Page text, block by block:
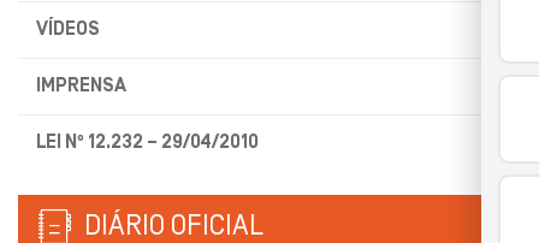
VÍDEOS
IMPRENSA
LEI Nº 12.232 – 29/04/2010
DIÁRIO OFICIAL